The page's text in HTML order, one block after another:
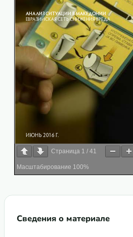
Страница 1 / 41
Масштабирование 100%
Сведения о материале